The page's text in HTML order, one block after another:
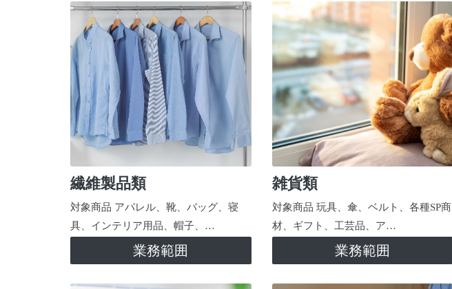
繊維製品類
対象商品 アパレル、靴、バッグ、寝
具、インテリア用品、帽子、…
業務範囲
雑貨類
対象商品 玩具、傘、ベルト、各種SP商
材、ギフト、工芸品、ア…
業務範囲